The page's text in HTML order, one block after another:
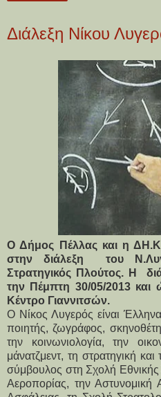
Διάλεξη Νίκου
Ο Δήμος Πέλλας και η
στην διάλεξη του
Στρατηγικός Πλούτος. Η
την Πέμπτη 30/05/2013 και
Κέντρο Γιαννιτσών.
Ο Νίκος Λυγερός είναι
ποιητής, ζωγράφος,
την κοινωνιολογία, την
μάνατζμεντ, τη στρατηγική και
σύμβουλος στη Σχολή
Αεροπορίας, την Αστυνομική